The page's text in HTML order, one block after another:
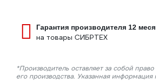
Гарантия производителя 12
на товары СИБРТЕХ
*Производитель оставляет за собой
его производства. Указанная